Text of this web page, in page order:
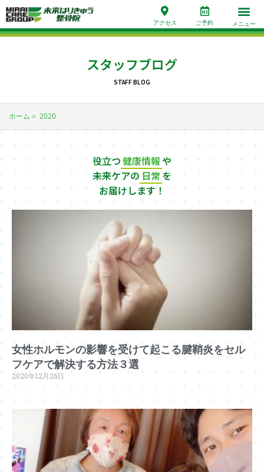
アクセス ご予約 メニュー
スタッフブログ
STAFF BLOG
ホーム 2020
役立つ健康情報や
未来ケアの日常 を
お届けします！
女性ホルモンの影響を受けて起こる腱鞘炎をセル
フケアで解決する方法３選
2020年12月26日